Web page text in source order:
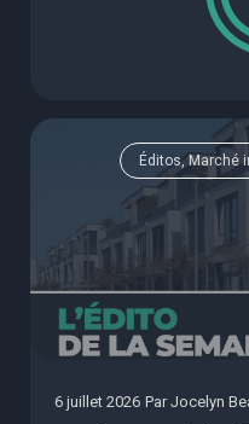
Éditos, Marché
6 juillet 2026 Par Jocelyn